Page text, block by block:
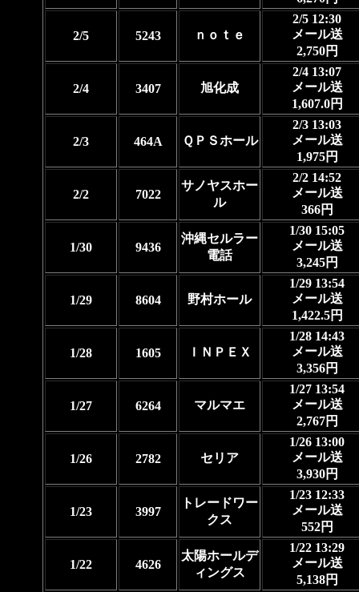
2/5 5243 ｎｏｔｅ
2/5 12:30
メール送
2,750円
2/4 3407 旭化成
2/4 13:07
メール送
1,607.0円
2/3 464A ＱＰＳホール
2/3 13:03
メール送
1,975円
2/2 7022
サノヤスホー
ル
2/2 14:52
メール送
366円
1/30 9436
沖縄セルラー
電話
1/30 15:05
メール送
3,245円
1/29 8604 野村ホール
1/29 13:54
メール送
1,422.5円
1/28 1605 ＩＮＰＥＸ
1/28 14:43
メール送
3,356円
1/27 6264 マルマエ
1/27 13:54
メール送
2,767円
1/26 2782 セリア
1/26 13:00
メール送
3,930円
1/23 3997
トレードワー
クス
1/23 12:33
メール送
552円
1/22 4626
太陽ホールデ
ィングス
1/22 13:29
メール送
5,138円